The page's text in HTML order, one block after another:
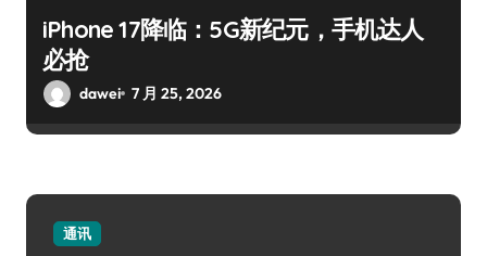
iPhone 17降临：5G新纪元，手机达人
必抢
dawei 7 月 25, 2026
通讯